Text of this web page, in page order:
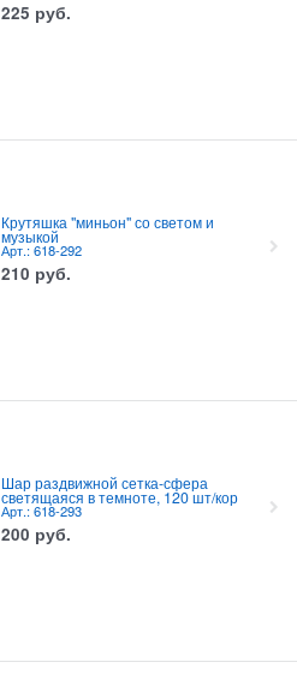
225 руб.
Крутяшка "миньон" со светом и
музыкой
Арт.: 618-292
210 руб.
Шар раздвижной сетка-сфера
светящаяся в темноте, 120 шт/кор
Арт.: 618-293
200 руб.